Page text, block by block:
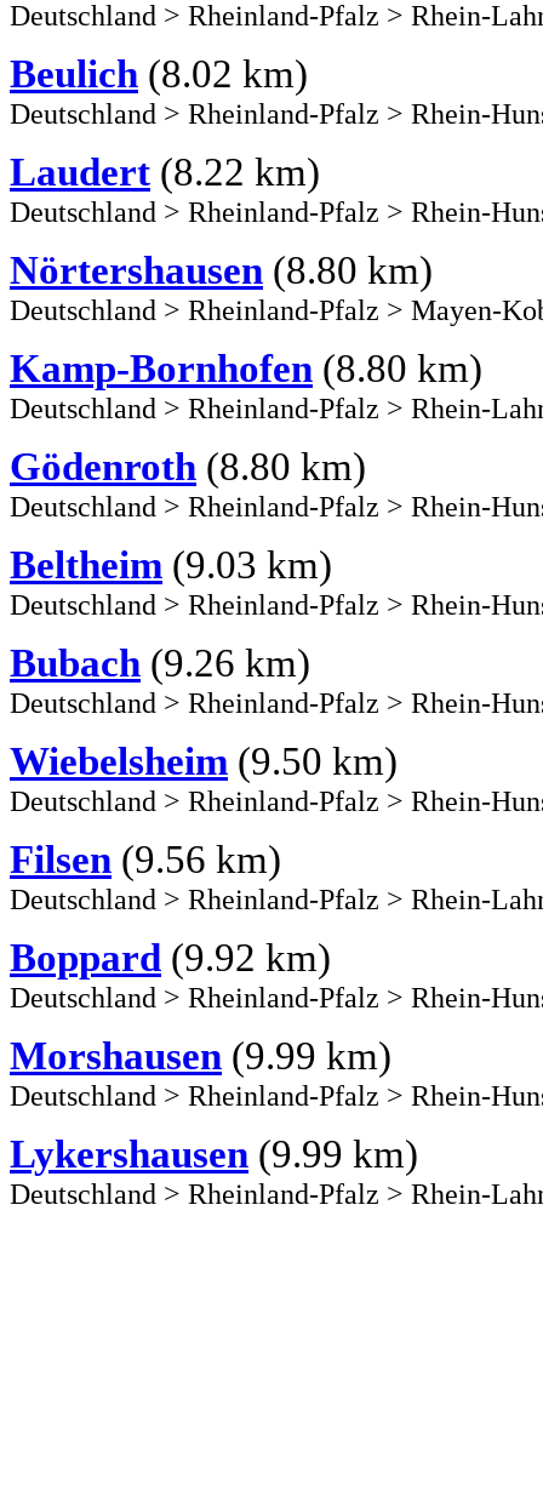
Deutschland > Rheinland-Pfalz > Rhein-
Beulich (8.02 km)
Deutschland > Rheinland-Pfalz > Rhein-
Laudert (8.22 km)
Deutschland > Rheinland-Pfalz > Rhein-
Nörtershausen (8.80 km)
Deutschland > Rheinland-Pfalz > Mayen-
Kamp-Bornhofen (8.80 km)
Deutschland > Rheinland-Pfalz > Rhein-
Gödenroth (8.80 km)
Deutschland > Rheinland-Pfalz > Rhein-
Beltheim (9.03 km)
Deutschland > Rheinland-Pfalz > Rhein-
Bubach (9.26 km)
Deutschland > Rheinland-Pfalz > Rhein-
Wiebelsheim (9.50 km)
Deutschland > Rheinland-Pfalz > Rhein-
Filsen (9.56 km)
Deutschland > Rheinland-Pfalz > Rhein-
Boppard (9.92 km)
Deutschland > Rheinland-Pfalz > Rhein-
Morshausen (9.99 km)
Deutschland > Rheinland-Pfalz > Rhein-
Lykershausen (9.99 km)
Deutschland > Rheinland-Pfalz > Rhein-